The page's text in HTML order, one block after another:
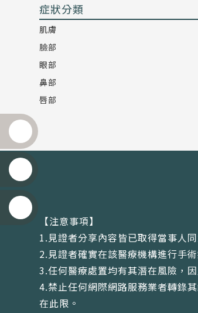
症狀分類
肌膚
臉部
眼部
鼻部
唇部
【注意事項】
1.見證者分享內容皆已取得當事人同
2.見證者確實在該醫療機構進行手術
3.任何醫療處置均有其潛在風險，
4.禁止任何網際網路服務業者轉錄
在此限。